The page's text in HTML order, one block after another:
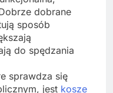
dobrane
sposób
do spędzania
sprawdza się
jest kosze